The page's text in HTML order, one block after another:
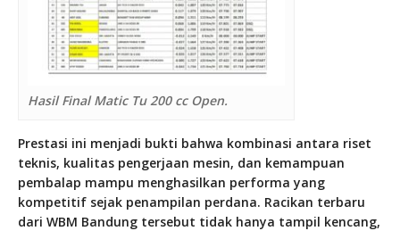
Hasil Final Matic Tu 200 cc Open.
Prestasi ini menjadi bukti bahwa kombinasi antara riset
teknis, kualitas pengerjaan mesin, dan kemampuan
pembalap mampu menghasilkan performa yang
kompetitif sejak penampilan perdana. Racikan terbaru
dari WBM Bandung tersebut tidak hanya tampil kencang,